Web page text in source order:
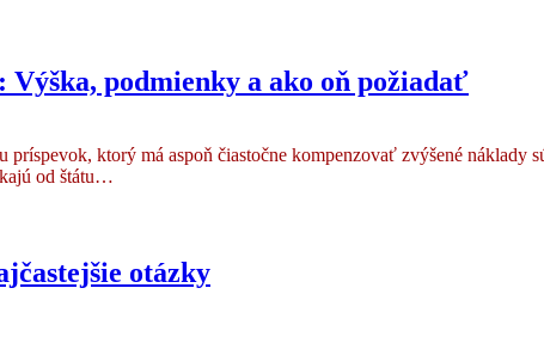
Výška, podmienky a ako oň požiadať
príspevok, ktorý má aspoň čiastočne kompenzovať zvýšené
od štátu…
otázky